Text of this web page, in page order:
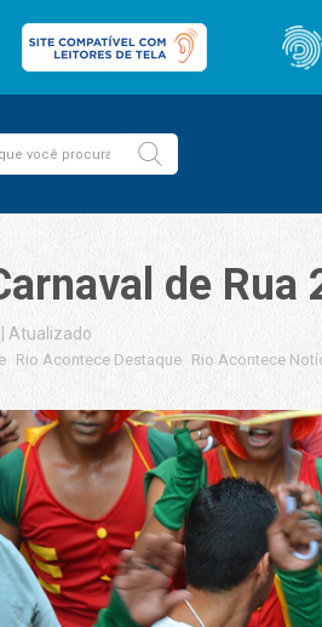
de
Atualizado
Rio Acontece Destaque Rio Acontece